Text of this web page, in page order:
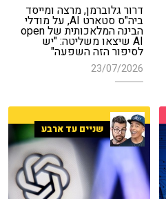
דרור גלוברמן, מרצה ומייסד
ביה"ס סטארט AI, על מודלי
הבינה המלאכותית של open
AI שיצאו משליטה: "יש
לסיפור הזה השפעה"
23/07/2026
שניים עד ארבע